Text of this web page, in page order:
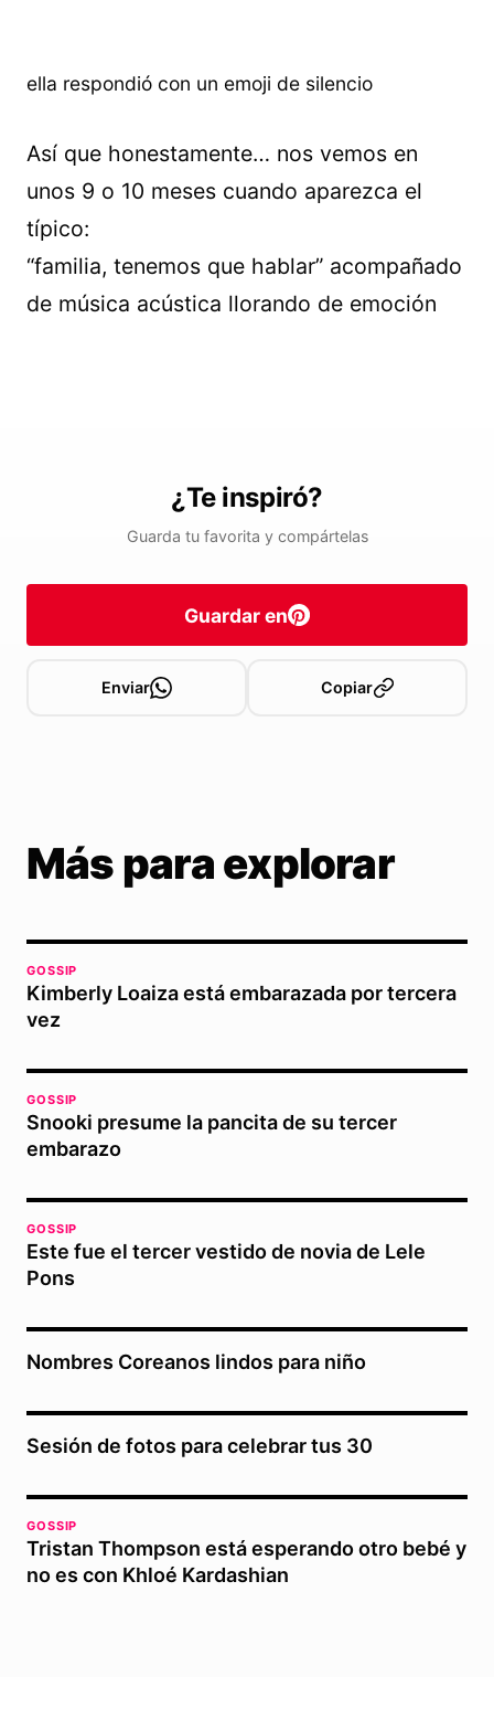
ella respondió con un emoji de silencio
Así que honestamente… nos vemos en
unos 9 o 10 meses cuando aparezca el
típico:
“familia, tenemos que hablar” acompañado
de música acústica llorando de emoción
¿Te inspiró?
Guarda tu favorita y compártelas
Guardar en
Enviar Copiar
Más para explorar
GOSSIP
Kimberly Loaiza está embarazada por tercera
vez
GOSSIP
Snooki presume la pancita de su tercer
embarazo
GOSSIP
Este fue el tercer vestido de novia de Lele
Pons
Nombres Coreanos lindos para niño
Sesión de fotos para celebrar tus 30
GOSSIP
Tristan Thompson está esperando otro bebé y
no es con Khloé Kardashian